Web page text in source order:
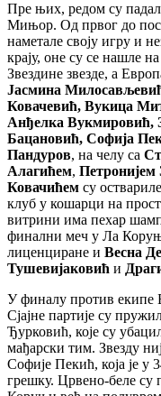
Пре њих, редом су
Мињор. Од првог до
наметале своју игру и
крају, оне су се нашле
Звездине звезде, а
Јасмина
Ковачевић, Вукица
Анђелка Вукмировић,
Бацановић, Софија
Пандуров, на челу са
Алагићем,
Ковачићем су
клуб у кошарци на
витрини има пехар
финални меч у Ла
лиценциране и Весна
Тушевијаковић и
У финалу против екипе
Сјајне партије су
Ђурковић, које су
мађарски тим. Звезду
Софије Пекић, која је у
грешку. Црвено-беле су